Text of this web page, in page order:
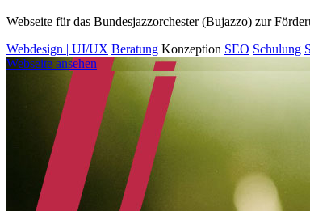
Webseite für das Bundesjazzorchester (Bujazzo) zur
Webdesign | UI/UX Beratung Konzeption SEO Schulung
Webseite ansehen